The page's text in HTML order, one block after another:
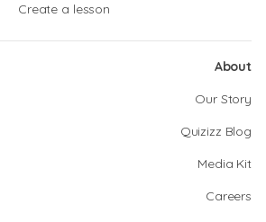
Create a lesson
About
Our Story
Quizizz Blog
Media Kit
Careers